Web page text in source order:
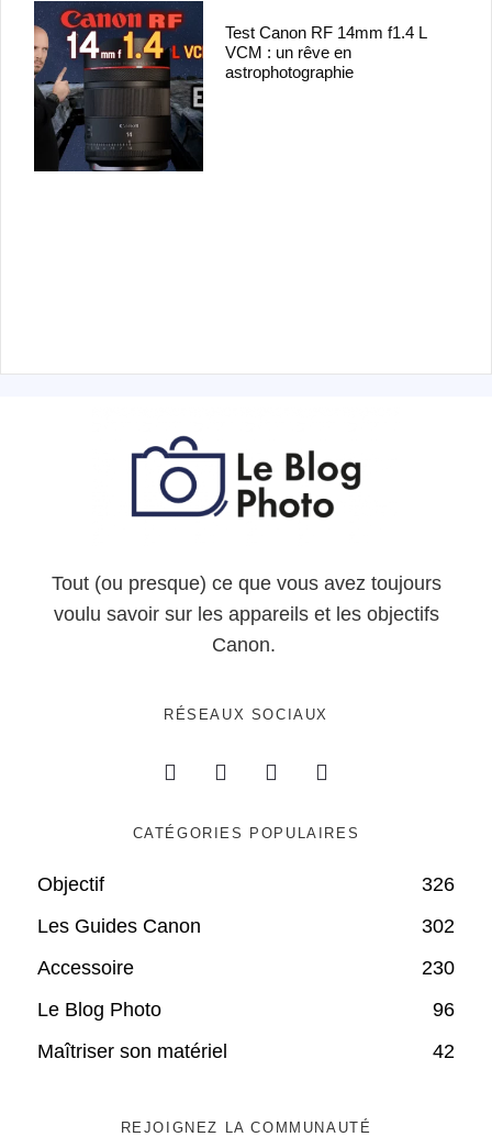
Test Canon RF 14mm f1.4 L
VCM : un rêve en
astrophotographie
Tout (ou presque) ce que vous avez toujours
voulu savoir sur les appareils et les objectifs
Canon.
RÉSEAUX SOCIAUX
CATÉGORIES POPULAIRES
Objectif
326
Les Guides Canon
302
Accessoire
230
Le Blog Photo
96
Maîtriser son matériel
42
REJOIGNEZ LA COMMUNAUTÉ